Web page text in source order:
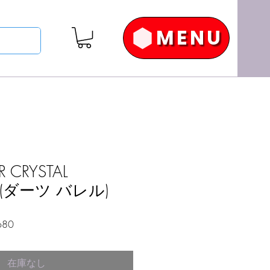
MENU
CRYSTAL
ダーツ バレル)
セ
ル
価
在庫なし